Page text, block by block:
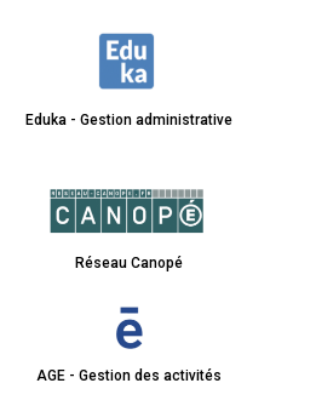
Eduka - Gestion administrative
Réseau Canopé
AGE - Gestion des activités